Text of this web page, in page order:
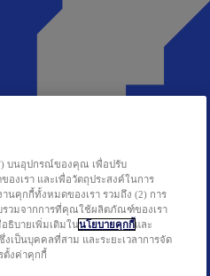
บนอุปกรณ์ของคุณ เพื่อปรับ
งเรา และเพื่อวัตถุประสงค์ในการ
นคุกกี้ทั้งหมดของเรา รวมถึง (2) การ
รวมจากการที่คุณใช้ผลิตภัณฑ์ของเรา
ธิบายเพิ่มเติมในนโยบายคุกกี้และ
เป็นบุคคลที่สาม และระยะเวลาการจัด
ตั้งค่าคุกกี้